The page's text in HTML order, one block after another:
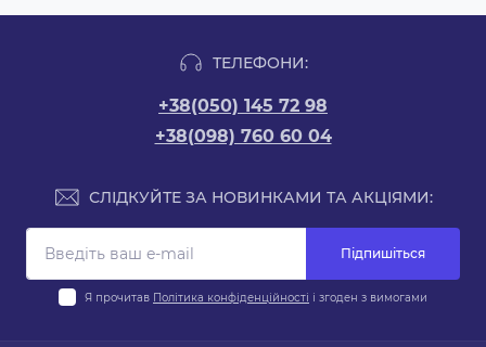
ТЕЛЕФОНИ:
+38(050) 145 72 98
+38(098) 760 60 04
СЛІДКУЙТЕ ЗА НОВИНКАМИ ТА АКЦІЯМИ:
Підпишіться
Я прочитав Політика конфіденційності і згоден з вимогами